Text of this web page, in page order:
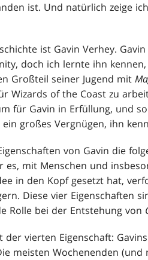
ist. Und natürlich zeige
ist Gavin Verhey.
doch ich lernte ihn
Großteil seiner Jugend mit
Wizards of the Coast zu
für Gavin in Erfüllung, und
großes Vergnügen, ihn
von Gavin die
es, mit Menschen und
in den Kopf gesetzt hat,
Diese vier Eigenschaften
Rolle bei der Entstehung von
vierten Eigenschaft:
meisten Wochenenden